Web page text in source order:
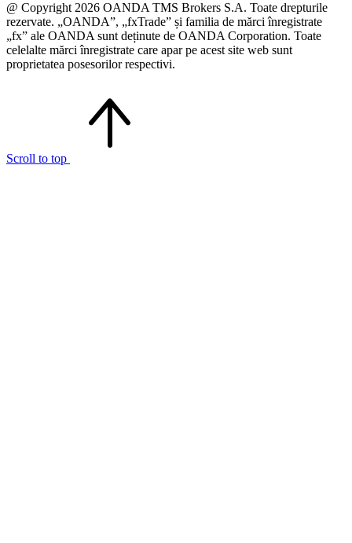
@ Copyright 2026 OANDA TMS Brokers S.A. Toate drepturile
rezervate. „OANDA”, „fxTrade” și familia de mărci înregistrate
„fx” ale OANDA sunt deținute de OANDA Corporation. Toate
celelalte mărci înregistrate care apar pe acest site web sunt
proprietatea posesorilor respectivi.
Scroll to top